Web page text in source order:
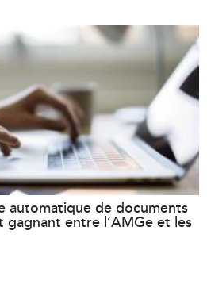
automatique de documents
gagnant entre l’AMGe et les